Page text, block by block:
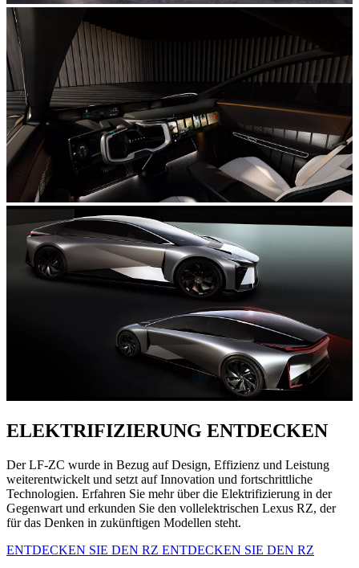
ELEKTRIFIZIERUNG ENTDECKEN
Der LF-ZC wurde in Bezug auf Design, Effizienz und Leistung
weiterentwickelt und setzt auf Innovation und fortschrittliche
Technologien. Erfahren Sie mehr über die Elektrifizierung in der
Gegenwart und erkunden Sie den vollelektrischen Lexus RZ, der
für das Denken in zukünftigen Modellen steht.
ENTDECKEN SIE DEN RZ ENTDECKEN SIE DEN RZ